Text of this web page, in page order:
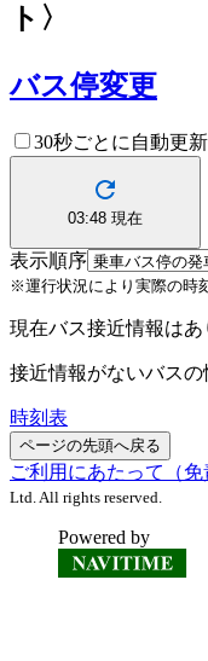
ト〉
バス停変更
30秒ごとに自動更新
03:48 現在
表示順序
※運行状況により実際の時
現在バス接近情報はあ
接近情報がないバスの
時刻表
ページの先頭へ戻る
ご利用にあたって（免
Ltd. All rights reserved.
Powered by